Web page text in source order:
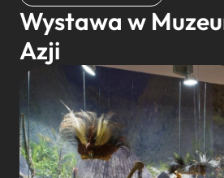
Miasto
Kategoria
Wyszukaj
Wystawa w
Azji